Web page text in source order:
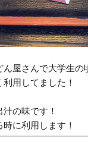
屋さんで大学生の
用してました！
の味です！
に利用します！